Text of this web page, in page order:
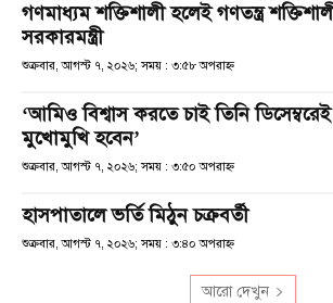
গণমাধ্যম শক্তিশালী হলেই গণতন্ত্র
সরকারমন্ত্রী
শুক্রবার, আগস্ট ৭, ২০২৬; সময় : ৩:৫৮ অপরাহ্ণ
‘আমিও বিশ্বাস করতে চাই তিনি
মুখোমুখি হবেন’
শুক্রবার, আগস্ট ৭, ২০২৬; সময় : ৩:৫০ অপরাহ্ণ
হাসপাতালে ভর্তি মিঠুন চক্রবর্তী
শুক্রবার, আগস্ট ৭, ২০২৬; সময় : ৩:৪০ অপরাহ্ণ
আরো দেখুন